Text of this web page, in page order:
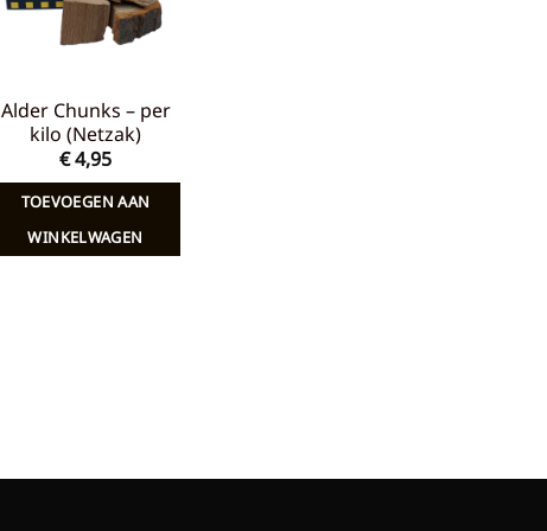
Alder Chunks – per
kilo (Netzak)
€4,95
TOEVOEGEN AAN
WINKELWAGEN